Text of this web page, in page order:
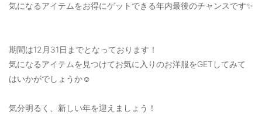
気になるアイテムをお得にゲットできる年内最後のチャンスです✨
期間は12月31日までとなっております！
気になるアイテムを見つけてお気に入りのお洋服をGETしてみて
はいかがでしょうか☺
気分明るく、新しい年を迎えましょう！